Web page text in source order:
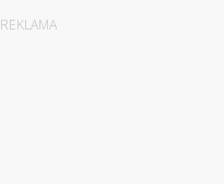
REKLAMA